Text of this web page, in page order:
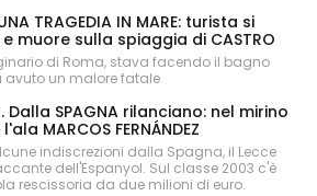
TRAGEDIA IN MARE: turista si
muore sulla spiaggia di CASTRO
di Roma, stava facendo il bagno
un malore fatale
Dalla SPAGNA rilanciano: nel mirino
MARCOS FERNÁNDEZ
indiscrezioni dalla Spagna, il Lecce
dell'Espanyol. Sul classe 2003 c'è
rescissoria da due milioni di euro.